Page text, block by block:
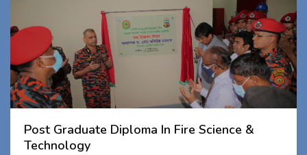
Post Graduate Diploma In Fire Science &
Technology